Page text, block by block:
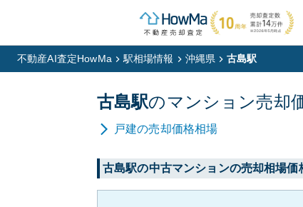
不動産AI査定HowMa 駅相場情報 沖縄県 古島駅
古島駅のマンション売却
戸建の売却価格相場
古島駅の中古マンションの売却相場価